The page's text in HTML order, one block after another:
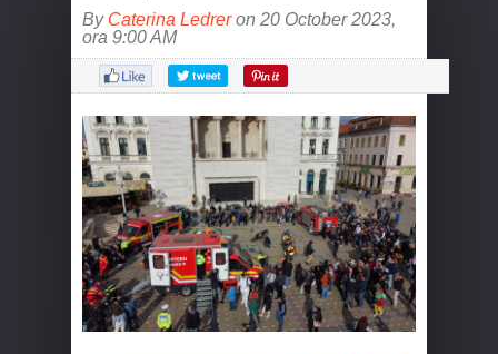
By Caterina Ledreron 20 October 2023,
ora 9:00 AM